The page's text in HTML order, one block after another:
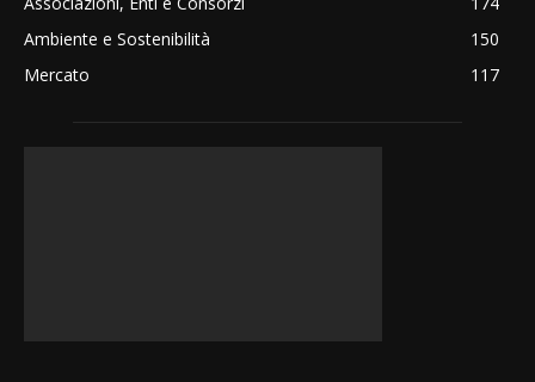
Ambiente e Sostenibilità
150
Mercato
117